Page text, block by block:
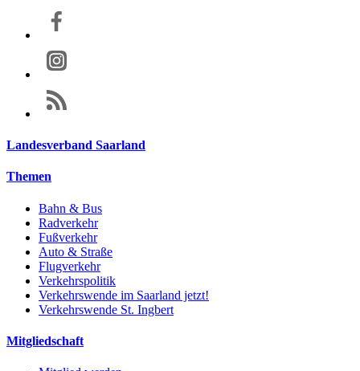
Landesverband Saarland
Themen
Bahn & Bus
Radverkehr
Fußverkehr
Auto & Straße
Flugverkehr
Verkehrspolitik
Verkehrswende im Saarland jetzt!
Verkehrswende St. Ingbert
Mitgliedschaft